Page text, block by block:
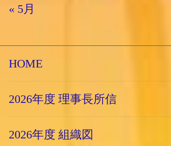
« 5月
HOME
2026年度 理事長所信
2026年度 組織図